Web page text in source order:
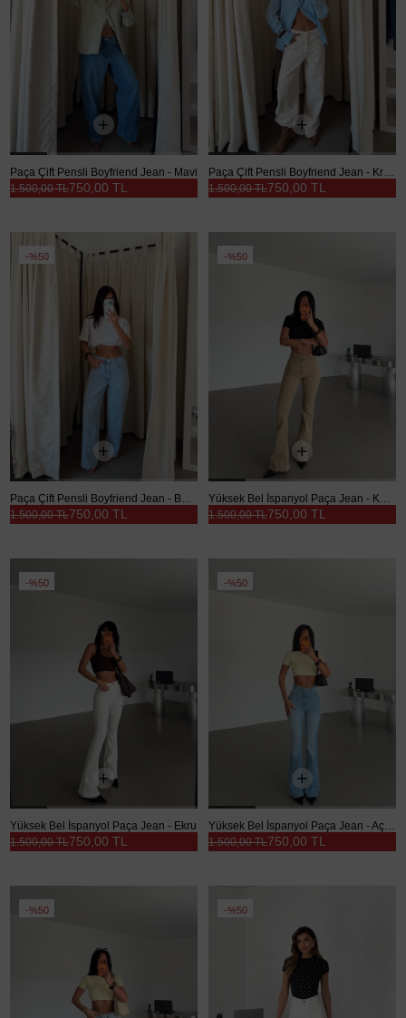
Paça Çift Pensli Boyfriend Jean - Mavi
750,00 TL
1.500,00 TL
Paça Çift Pensli Boyfriend Jean - Krem
750,00 TL
1.500,00 TL
%50
Paça Çift Pensli Boyfriend Jean - Buz Mavi
750,00 TL
1.500,00 TL
%50
Yüksek Bel İspanyol Paça Jean - Kum Beji
750,00 TL
1.500,00 TL
%50
Yüksek Bel İspanyol Paça Jean - Ekru
750,00 TL
1.500,00 TL
%50
750,00 TL
1.500,00 TL
%50 %50